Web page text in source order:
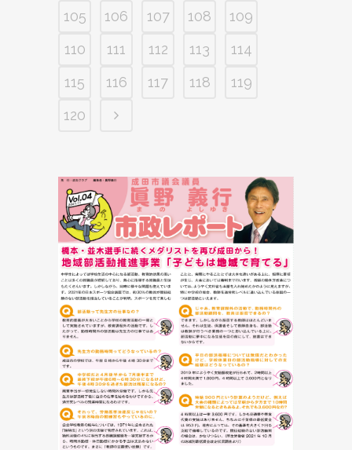
105
106 107 108
109
110
111 112 113
114
115
116 117 118
119
120